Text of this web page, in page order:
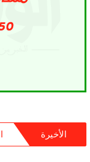
الأخيرة